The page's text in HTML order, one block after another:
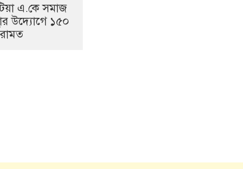
এ.কে সমাজ
উদ্যোগে ১৫০